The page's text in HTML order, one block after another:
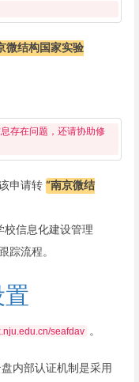
微结构国家实验
存在问题，还请协助修
申请转 “南京微结
校信息化建设管理
踪流程。
seafdav 。
内部认证机制是采用